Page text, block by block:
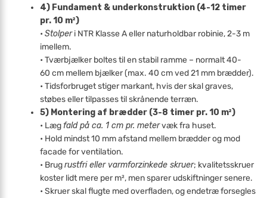
4) Fundament & underkonstruktion (4-12 timer
pr. 10 m²)
•Stolperi NTR Klasse A eller naturholdbar robinie, 2-3 m
imellem.
• Tværbjælker boltes til en stabil ramme – normalt 40-
60 cm mellem bjælker (max. 40 cm ved 21 mm brædder).
• Tidsforbruget stiger markant, hvis der skal graves,
støbes eller tilpasses til skrånende terræn.
5) Montering af brædder (3-8 timer pr. 10 m²)
• Lægfald på ca. 1 cm pr. metervæk fra huset.
• Hold mindst 10 mm afstand mellem brædder og mod
facade for ventilation.
• Brugrustfri eller varmforzinkede skruer; kvalitetsskruer
koster lidt mere per m², men sparer udskiftninger senere.
• Skruer skal flugte med overfladen, og endetræ forsegles